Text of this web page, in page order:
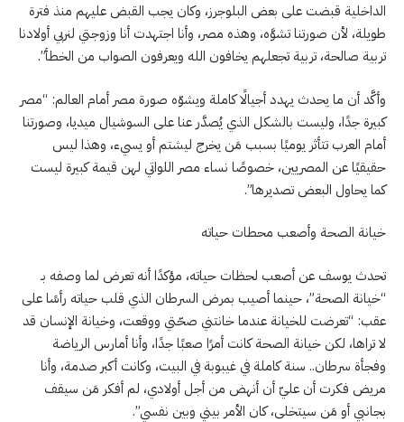
الداخلية قبضت على بعض البلوجرز، وكان يجب القبض عليهم منذ فترة
طويلة، لأن صورتنا تشوَّه، وهذه مصر، وأنا اجتهدت أنا وزوجتي لنربي أولادنا
تربية صالحة، تربية تجعلهم يخافون الله ويعرفون الصواب من الخطأ”.
وأكَّد أن ما يحدث يهدد أجيالًا كاملة ويشوّه صورة مصر أمام العالم: “مصر
كبيرة جدًا، وليست بالشكل الذي يُصدَّر عنا على السوشيال ميديا، وصورتنا
أمام العرب تتأثر يوميًا بسبب مَن يخرج ليشتم أو يسيء، وهذا ليس
حقيقيًا عن المصريين، خصوصًا نساء مصر اللواتي لهن قيمة كبيرة ليست
كما يحاول البعض تصديرها”.
خيانة الصحة وأصعب محطات حياته
تحدث يوسف عن أصعب لحظات حياته، مؤكدًا أنه تعرض لما وصفه بـ
“خيانة الصحة”، حينما أصيب بمرض السرطان الذي قلب حياته رأسًا على
عقب: “تعرضت للخيانة عندما خانتني صحّتي ووقعت، وخيانة الإنسان قد
لا تراها، لكن خيانة الصحة كانت أمرًا صعبًا جدًا، وأنا أمارس الرياضة
وفجأة سرطان.. سنة كاملة في غيبوبة في البيت، وكانت أكبر صدمة، وأنا
مريض فكرت أن عليّ أن أنهض من أجل أولادي، لم أفكر مَن سيقف
بجانبي أو مَن سيتخلى، كان الأمر بيني وبين نفسي”.